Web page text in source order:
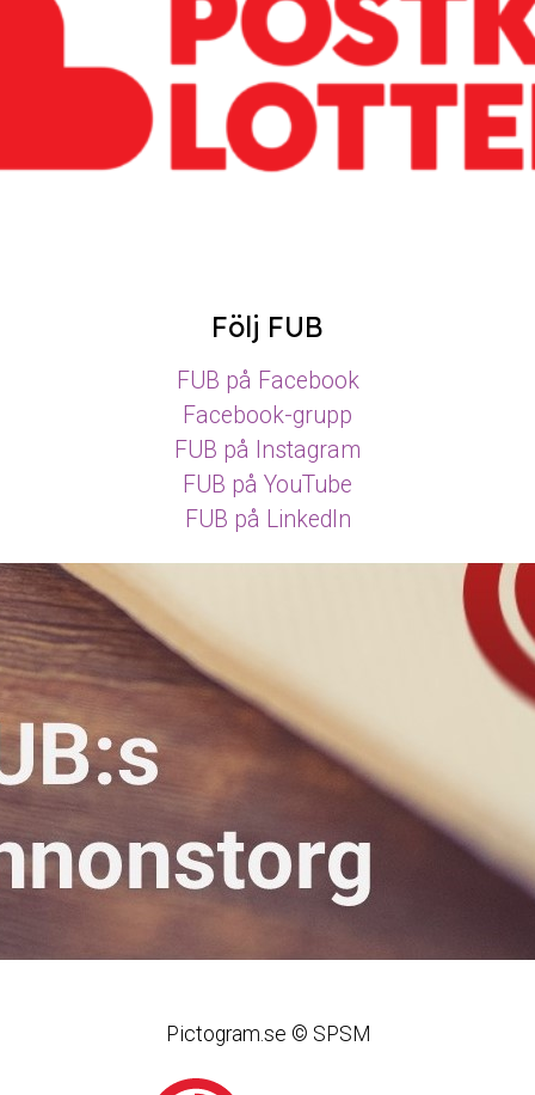
Följ FUB
FUB på Facebook
Facebook-grupp
FUB på Instagram
FUB på YouTube
FUB på LinkedIn
Pictogram.se © SPSM